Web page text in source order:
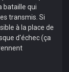
bataille qui
transmis. Si
à la place de
d'échec (ça